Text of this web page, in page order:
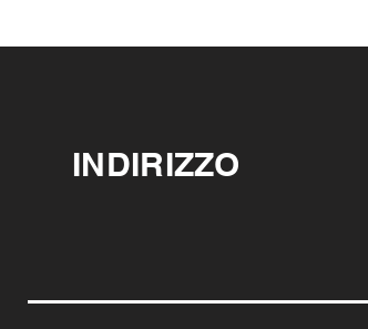
INDIRIZZO